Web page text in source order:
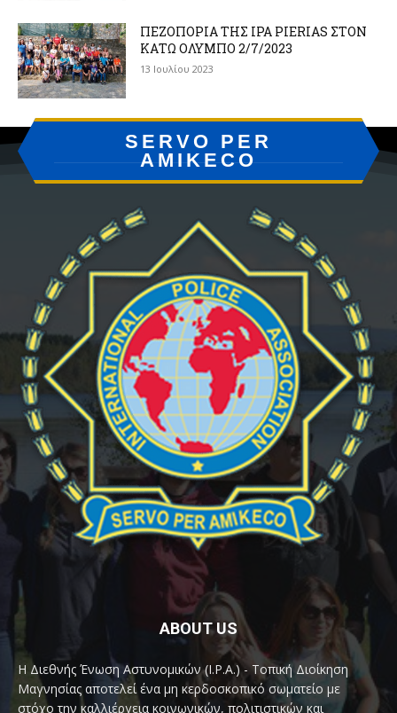
ΠΕΖΟΠΟΡΙΑ ΤΗΣ IPA PIERIAS ΣΤΟΝ
ΚΑΤΩ ΟΛΥΜΠΟ 2/7/2023
13 Ιουλίου 2023
SERVO PER
AMIKECO
ABOUT US
Η Διεθνής Ένωση Αστυνομικών (I.P.A.) - Τοπική Διοίκηση
Μαγνησίας αποτελεί ένα μη κερδοσκοπικό σωματείο με
στόχο την καλλιέργεια κοινωνικών, πολιτιστικών και